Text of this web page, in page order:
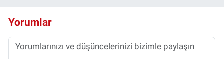
Yorumlar